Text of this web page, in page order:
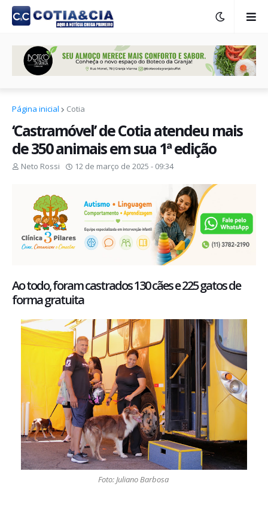
Página inicial Cotia
‘Castramóvel’ de Cotia atendeu mais
de 350 animais em sua 1ª edição
Neto Rossi 12 de março de 2025 - 09:34
Ao todo, foram castrados 130 cães e 225 gatos de
forma gratuita
Foto: Juliano Barbosa